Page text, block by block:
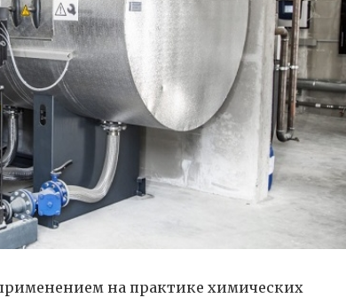
на практике химических